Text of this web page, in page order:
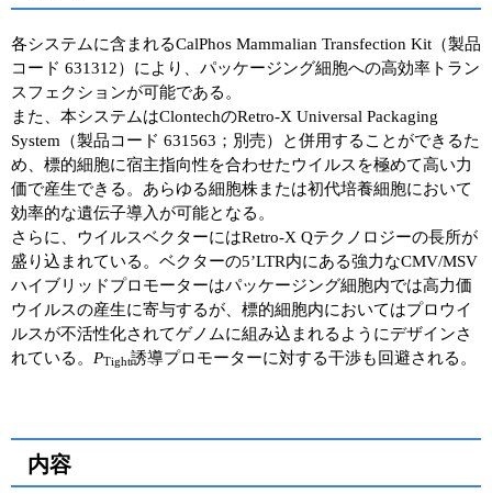
各システムに含まれるCalPhos Mammalian Transfection Kit（製品
コード 631312）により、パッケージング細胞への高効率トラン
スフェクションが可能である。
また、本システムはClontechのRetro-X Universal Packaging
System（製品コード 631563；別売）と併用することができるた
め、標的細胞に宿主指向性を合わせたウイルスを極めて高い力
価で産生できる。あらゆる細胞株または初代培養細胞において
効率的な遺伝子導入が可能となる。
さらに、ウイルスベクターにはRetro-X Qテクノロジーの長所が
盛り込まれている。ベクターの5’LTR内にある強力なCMV/MSV
ハイブリッドプロモーターはパッケージング細胞内では高力価
ウイルスの産生に寄与するが、標的細胞内においてはプロウイ
ルスが不活性化されてゲノムに組み込まれるようにデザインさ
れている。 PTight誘導プロモーターに対する干渉も回避される。
内容